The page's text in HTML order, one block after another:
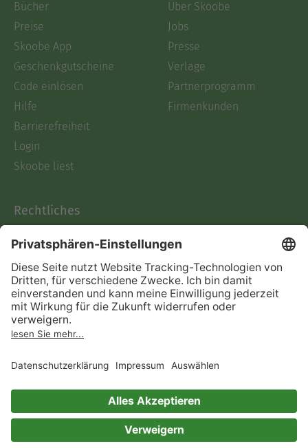
Bücher
Preise
Skoobe App
Geschenkgutscheine
Code einlösen
Hilfe
Barrierefreiheit
Login
Skoobe liest
Über Skoobe
Jobs
Presse
Verlage
Partnerprogramm
Firmenkunden
Rechtliches
AGB
Informationen nach Data
Act
Verträge hier kündigen
Impressum
Immer ein gutes Buch